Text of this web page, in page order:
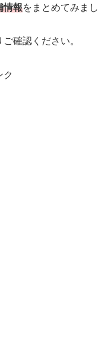
情報をまとめてみまし
確認ください。
ク